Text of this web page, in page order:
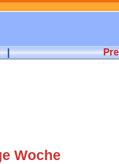
|
Woche